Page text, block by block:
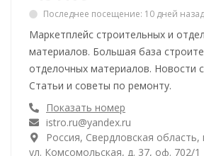
Последнее посещение: 10 дней назад
Маркетплейс строительных и
материалов. Большая база
отделочных материалов. Новости
Статьи и советы по ремонту.
Показать номер
istro.ru@yandex.ru
Россия, Свердловская область,
ул. Комсомольская, д. 37, оф. 702/1